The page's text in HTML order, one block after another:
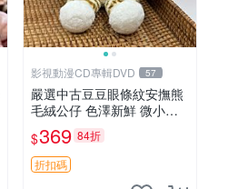
影視動漫CD專輯DVD 57
嚴選中古豆豆眼條紋安撫熊
毛絨公仔 色澤新鮮 微小瑕
疵可收藏 中古 安撫熊 條紋
公仔
$369 84折
折扣碼